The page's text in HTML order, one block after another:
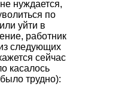
нуждается,
по
уйти в
работник
следующих
сейчас
касалось
трудно):